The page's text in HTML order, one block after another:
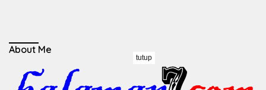
About Me
tutup